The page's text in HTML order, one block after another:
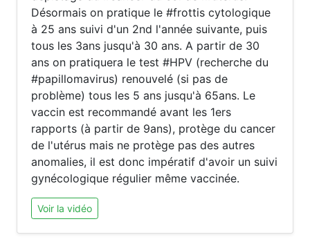
Désormais on pratique le #frottis cytologique
à 25 ans suivi d'un 2nd l'année suivante, puis
tous les 3ans jusqu'à 30 ans. A partir de 30
ans on pratiquera le test #HPV (recherche du
#papillomavirus) renouvelé (si pas de
problème) tous les 5 ans jusqu'à 65ans. Le
vaccin est recommandé avant les 1ers
rapports (à partir de 9ans), protège du cancer
de l'utérus mais ne protège pas des autres
anomalies, il est donc impératif d'avoir un suivi
gynécologique régulier même vaccinée.
Voir la vidéo